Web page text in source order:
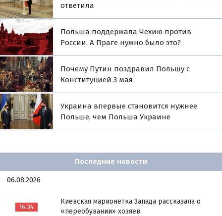
ответила
Польша поддержала Чехию против
России. А Праге нужно было это?
Почему Путин поздравил Польшу с
Конституцией 3 мая
Украина впервые становится нужнее
Польше, чем Польша Украине
Последние новости
06.08.2026
16:34
Киевская марионетка Запада рассказала о
«переобувании» хозяев